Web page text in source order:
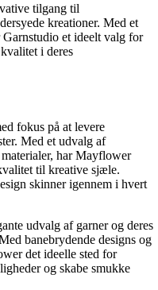
tilgang til
kreationer. Med et
et ideelt valg for
i deres
fokus på at levere
Med et udvalg af
har Mayflower
til kreative sjæle.
skinner igennem i hvert
udvalg af garner og deres
banebrydende designs og
det ideelle sted for
og skabe smukke